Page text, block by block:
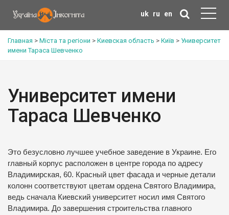
uk ru en
Главная > Міста та регіони > Киевская область > Київ > Университет
имени Тараса Шевченко
Университет имени
Тараса Шевченко
Это безусловно лучшее учебное заведение в Украине. Его
главный корпус расположен в центре города по адресу
Владимирская, 60. Красный цвет фасада и черные детали
колонн соответствуют цветам ордена Святого Владимира,
ведь сначала Киевский университет носил имя Святого
Владимира. До завершения строительства главного